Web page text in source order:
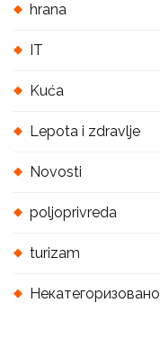
hrana
IT
Kuća
Lepota i zdravlje
Novosti
poljoprivreda
turizam
Некатегоризовано